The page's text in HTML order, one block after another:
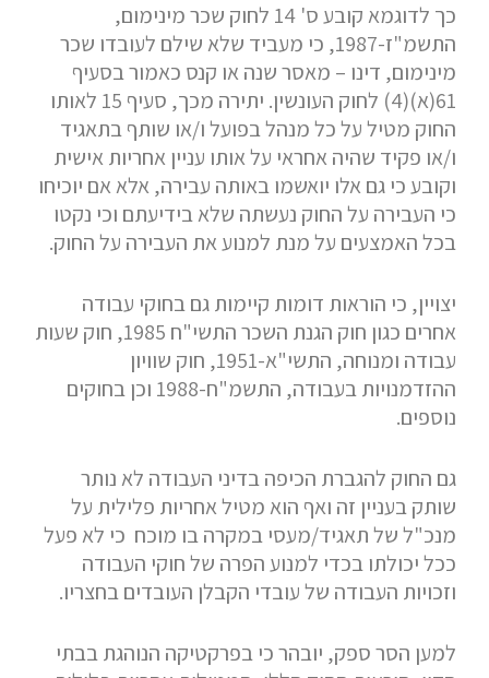
כך לדוגמא קובע ס' 14 לחוק שכר מינימום,
התשמ"ז-1987, כי מעביד שלא שילם לעובדו שכר
מינימום, דינו – מאסר שנה או קנס כאמור בסעיף
61(א)(4) לחוק העונשין. יתירה מכך, סעיף 15 לאותו
החוק מטיל על כל מנהל בפועל ו/או שותף בתאגיד
ו/או פקיד שהיה אחראי על אותו עניין אחריות אישית
וקובע כי גם אלו יואשמו באותה עבירה, אלא אם יוכיחו
כי העבירה על החוק נעשתה שלא בידיעתם וכי נקטו
בכל האמצעים על מנת למנוע את העבירה על החוק.
יצויין, כי הוראות דומות קיימות גם בחוקי עבודה
אחרים כגון חוק הגנת השכר התשי"ח 1985, חוק שעות
עבודה ומנוחה, התשי"א-1951, חוק שוויון
ההזדמנויות בעבודה, התשמ"ח-1988 וכן בחוקים
נוספים.
גם החוק להגברת הכיפה בדיני העבודה לא נותר
שותק בעניין זה ואף הוא מטיל אחריות פלילית על
מנכ"ל של תאגיד/מעסי במקרה בו מוכח כי לא פעל
ככל יכולתו בכדי למנוע הפרה של חוקי העבודה
וזכויות העבודה של עובדי הקבלן העובדים בחצריו.
למען הסר ספק, יובהר כי בפרקטיקה הנוהגת בבתי